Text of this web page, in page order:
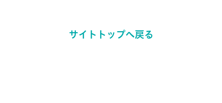
サイトトップへ戻る